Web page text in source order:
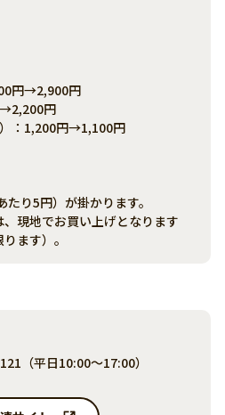
円→2,900円
円
：1,200円→1,100円
り5円）が掛かります。
、現地でお買い上げとなります
ます）。
（平日10:00～17:00）